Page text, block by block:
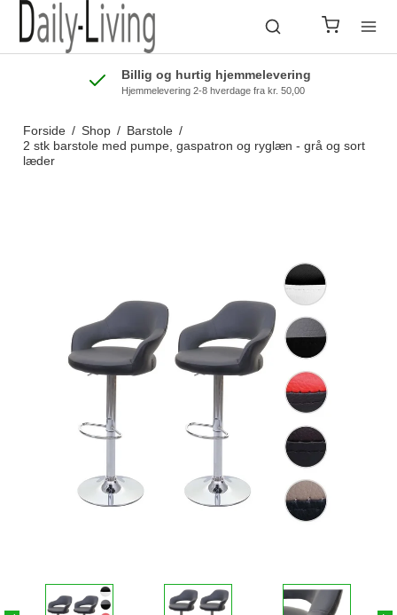
Billig og hurtig hjemmelevering
Hjemmelevering 2-8 hverdage fra kr. 50,00
Forside / Shop / Barstole /
2 stk barstole med pumpe, gaspatron og ryglæn - grå og sort
læder